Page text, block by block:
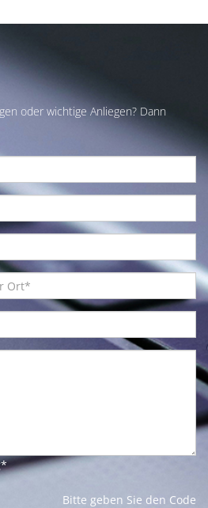
oder wichtige Anliegen? Dann
*
Bitte geben Sie den Code